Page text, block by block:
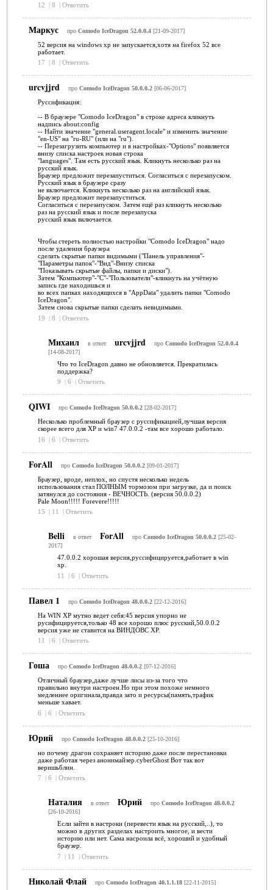
12
| 8 | Ответить
Маркус про Comodo IceDragon 52.0.0.4[21-09-2017]
52 версия на windows xp не запускается,хотя на firefox 52 все
работает.
17
| 8 | Ответить
urcvjjrd про Comodo IceDragon 50.0.0.2[06-06-2017]
Руссификация:
-- В браузере "Comodo IceDragon" в строке адреса кликнуть
надпись about:config
-- Найти значение "general.useragent.locale" и изменить значение
"en-US" на "ru-RU" (или на "ru").
-- Перезагрузить компьютер и в настройках-"Options" появляется
внизу списка настроек новая строка
"languages". Там есть русский язык. Кликнуть несколько раз на
русский язык.
Браузер предложит перезапуститься. Согласиться с перезапуском.
Русский язык в браузере сразу
не включается. Кликнуть несколько раз на английский язык.
Браузер предложит перезапуститься.
Согласиться с перезапуском. Затем ещё раз кликнуть несколько
раз на русский язык и после перезапуска
русский язык включается.
Чтобы стереть полностью настройки "Comodo IceDragon" надо
после удаления браузера
сделать скрытые папки видимыми ("Панель управления"-
"Параметры папок"-"Вид"-Внизу списка
"Показывать скрытые файлы, папки и диски").
Затем "Компьютер"-"С"-"Пользователи"-кликнуть на учётную
запись где находишься и
во всех папках находящихся в "AppData" удалить папки "Comodo
IceDragon".
Затем снова скрытые папки сделать невидимыми.
19
| 8 | Ответить
Михаил в ответ urcvjjrd про Comodo IceDragon 52.0.0.4
[14-08-2017]
Что то IceDragon давно не обновляется. Прекратилась
поддержка?
9
| 6 | Ответить
QIWI про Comodo IceDragon 50.0.0.2[28-02-2017]
Несколько проблемный браузер с руссификацией,лучшая версия
скорее всего для ХР и win7 47.0.0.2 -там все хорошо работало.
16
| 6 | Ответить
ForAll про Comodo IceDragon 50.0.0.2[09-01-2017]
Браузер, вроде, неплох, но спустя несколько недель
использования стал ПОЛНЫМ тормозом при загрузке, да и поиск
затянулся до состояния - ВЕЧНОСТЬ. (версия 50.0.0.2)
Pale Moon!!!!! Forevere!!!!!
15
| 11 | Ответить
Belli в ответ ForAll про Comodo IceDragon 50.0.0.2[25-02-
2017]
47.0.0.2 хорошая версия,руссифицируется,работает в win
xp.
11
| 6 | Ответить
Павел 1 про Comodo IceDragon 48.0.0.2[22-12-2016]
На WIN XP мутно ведет себя:45 версия упорно не
русифицируется,только 48 все хорошо плюс русский,50.0.0.2
версия уже не ставится на ВИНДОВС ХР.
11
| 6 | Ответить
Гоша про Comodo IceDragon 48.0.0.2[07-12-2016]
Отличный браузер,даже лучше лисы из-за того что
правильно внутри настроен.Но при этом похоже немного
медленнее оригинала,правда зато и ресурсы(память,трафик
меньше хавает.
6
| 6 | Ответить
Юрий про Comodo IceDragon 48.0.0.2[25-10-2016]
но почему драгон сохраняет историю даже после перестановки
даже работая через анонимайзер.cyberGhost Вот так вот
веришьблин.
7
| 6 | Ответить
Наталия в ответ Юрий про Comodo IceDragon 48.0.0.2
[26-10-2016]
Если зайти в настроки (перевести язык на русский,..), то
можно в других разделах настроить многое, и вести
историю или нет. Сама насроила всё, хороший и удобный
браузер.
7
| 11 | Ответить
Николай Флай про Comodo IceDragon 40.1.1.18[22-11-2015]